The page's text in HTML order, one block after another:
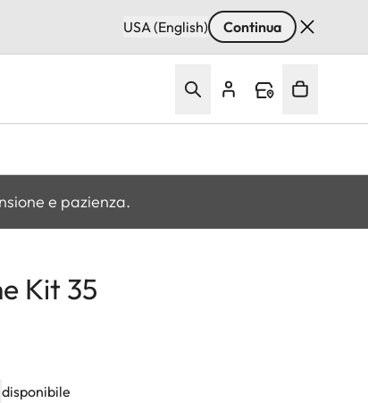
USA (English) Continua
e pazienza.
Kit 35
disponibile